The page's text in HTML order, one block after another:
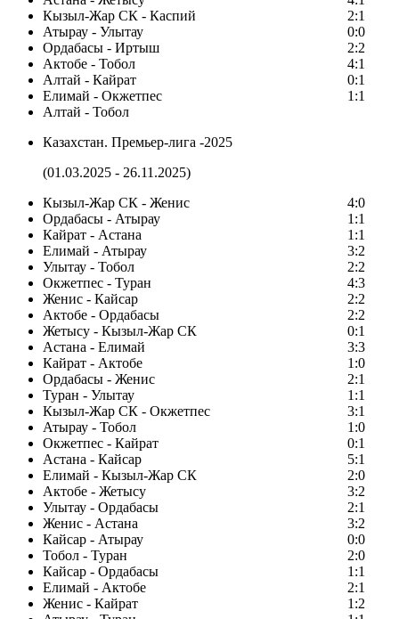
Кызыл-Жар СК - Каспий
2:1
Атырау - Улытау
0:0
Ордабасы - Иртыш
2:2
Актобе - Тобол
4:1
Алтай - Кайрат
0:1
Елимай - Окжетпес
1:1
Алтай - Тобол
Казахстан. Премьер-лига -2025
(01.03.2025 - 26.11.2025)
Кызыл-Жар СК - Женис
4:0
Ордабасы - Атырау
1:1
Кайрат - Астана
1:1
Елимай - Атырау
3:2
Улытау - Тобол
2:2
Окжетпес - Туран
4:3
Женис - Кайсар
2:2
Актобе - Ордабасы
2:2
Жетысу - Кызыл-Жар СК
0:1
Астана - Елимай
3:3
Кайрат - Актобе
1:0
Ордабасы - Женис
2:1
Туран - Улытау
1:1
Кызыл-Жар СК - Окжетпес
3:1
Атырау - Тобол
1:0
Окжетпес - Кайрат
0:1
Астана - Кайсар
5:1
Елимай - Кызыл-Жар СК
2:0
Актобе - Жетысу
3:2
Улытау - Ордабасы
2:1
Женис - Астана
3:2
Кайсар - Атырау
0:0
Тобол - Туран
2:0
Кайсар - Ордабасы
1:1
Елимай - Актобе
2:1
Женис - Кайрат
1:2